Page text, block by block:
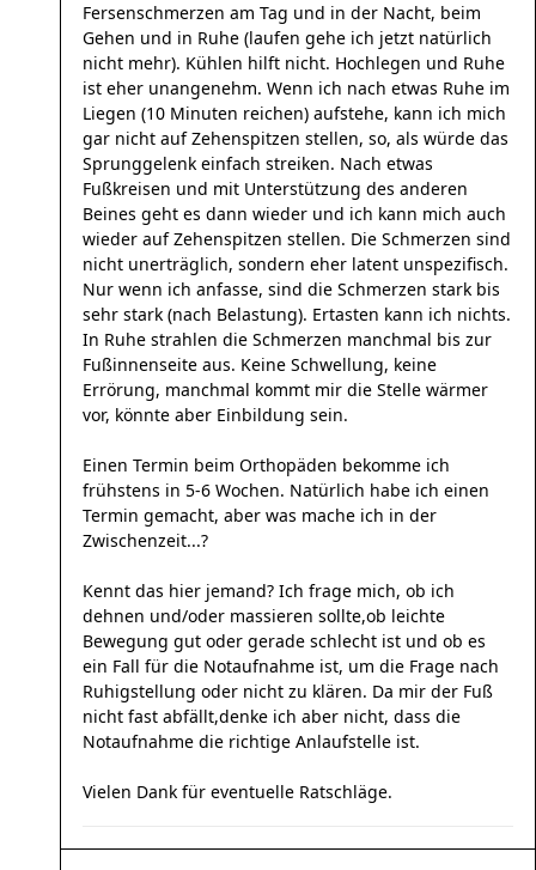
Fersenschmerzen am Tag und in der Nacht, beim
Gehen und in Ruhe (laufen gehe ich jetzt natürlich
nicht mehr). Kühlen hilft nicht. Hochlegen und Ruhe
ist eher unangenehm. Wenn ich nach etwas Ruhe im
Liegen (10 Minuten reichen) aufstehe, kann ich mich
gar nicht auf Zehenspitzen stellen, so, als würde das
Sprunggelenk einfach streiken. Nach etwas
Fußkreisen und mit Unterstützung des anderen
Beines geht es dann wieder und ich kann mich auch
wieder auf Zehenspitzen stellen. Die Schmerzen sind
nicht unerträglich, sondern eher latent unspezifisch.
Nur wenn ich anfasse, sind die Schmerzen stark bis
sehr stark (nach Belastung). Ertasten kann ich nichts.
In Ruhe strahlen die Schmerzen manchmal bis zur
Fußinnenseite aus. Keine Schwellung, keine
Errörung, manchmal kommt mir die Stelle wärmer
vor, könnte aber Einbildung sein.
Einen Termin beim Orthopäden bekomme ich
frühstens in 5-6 Wochen. Natürlich habe ich einen
Termin gemacht, aber was mache ich in der
Zwischenzeit...?
Kennt das hier jemand? Ich frage mich, ob ich
dehnen und/oder massieren sollte,ob leichte
Bewegung gut oder gerade schlecht ist und ob es
ein Fall für die Notaufnahme ist, um die Frage nach
Ruhigstellung oder nicht zu klären. Da mir der Fuß
nicht fast abfällt,denke ich aber nicht, dass die
Notaufnahme die richtige Anlaufstelle ist.
Vielen Dank für eventuelle Ratschläge.